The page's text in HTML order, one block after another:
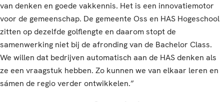
van denken en goede vakkennis. Het is een innovatiemotor
voor de gemeenschap. De gemeente Oss en HAS Hogeschool
zitten op dezelfde golflengte en daarom stopt de
samenwerking niet bij de afronding van de Bachelor Class.
We willen dat bedrijven automatisch aan de HAS denken als
ze een vraagstuk hebben. Zo kunnen we van elkaar leren en
sámen de regio verder ontwikkelen.”